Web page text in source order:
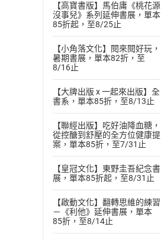
【高寶書版】馬伯庸《桃花源
沒事兒》系列延伸書展，單本
85折起，至8/25止
【小角落文化】閱來閱好玩，
暑期書展，單本82折，至
8/16止
【大牌出版 x 一起來出版】全
書系，單本85折，至8/13止
【聯經出版】吃好油降血糖，
從控醣到舒壓的全方位健康提
案，單本85折，至7/31止
【皇冠文化】東野圭吾紀念書
展，單本85折起，至8/31止
【啟動文化】翻轉思維的練習
－《利他》延伸書展，單本
85折，至8/14止